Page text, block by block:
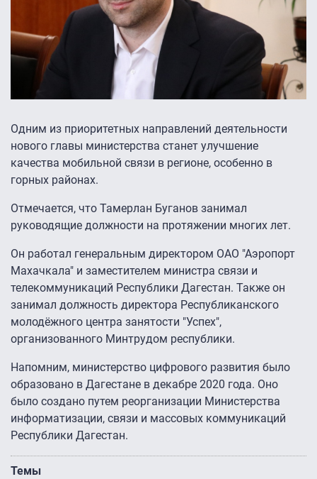
Одним из приоритетных направлений деятельности
нового главы министерства станет улучшение
качества мобильной связи в регионе, особенно в
горных районах.
Отмечается, что Тамерлан Буганов занимал
руководящие должности на протяжении многих лет.
Он работал генеральным директором ОАО "Аэропорт
Махачкала" и заместителем министра связи и
телекоммуникаций Республики Дагестан. Также он
занимал должность директора Республиканского
молодёжного центра занятости "Успех",
организованного Минтрудом республики.
Напомним, министерство цифрового развития было
образовано в Дагестане в декабре 2020 года. Оно
было создано путем реорганизации Министерства
информатизации, связи и массовых коммуникаций
Республики Дагестан.
Темы